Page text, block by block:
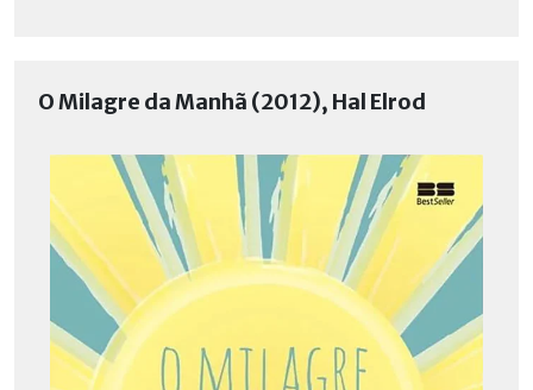
O Milagre da Manhã (2012), Hal Elrod